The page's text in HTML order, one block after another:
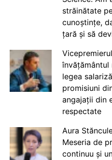
străinătate
cunoștințe,
țară și să
învățământul
legea
promisiuni
angajații din
respectate
Aura
Meseria de
continuu și